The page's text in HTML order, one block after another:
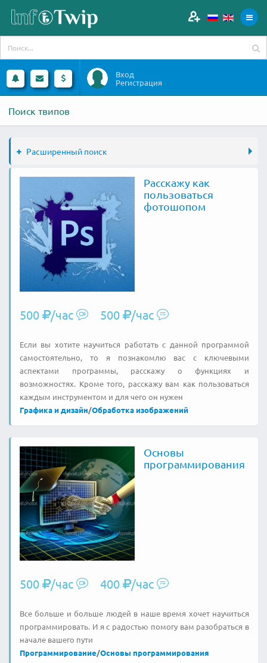
Вход
Регистрация
Поиск твипов
Расширенный поиск
Расскажу как
пользоваться
фотошопом
500 /час 500 /час
Если вы хотите научиться работать с данной программой
самостоятельно, то я познакомлю вас с ключевыми
аспектами программы, расскажу о функциях и
возможностях. Кроме того, расскажу вам как пользоваться
каждым инструментом и для чего он нужен
Графика и дизайн/Обработка изображений
Основы
программирования
500 /час 400 /час
Все больше и больше людей в наше время хочет научиться
программировать. И я с радостью помогу вам разобраться в
начале вашего пути
Программирование/Основы программирования